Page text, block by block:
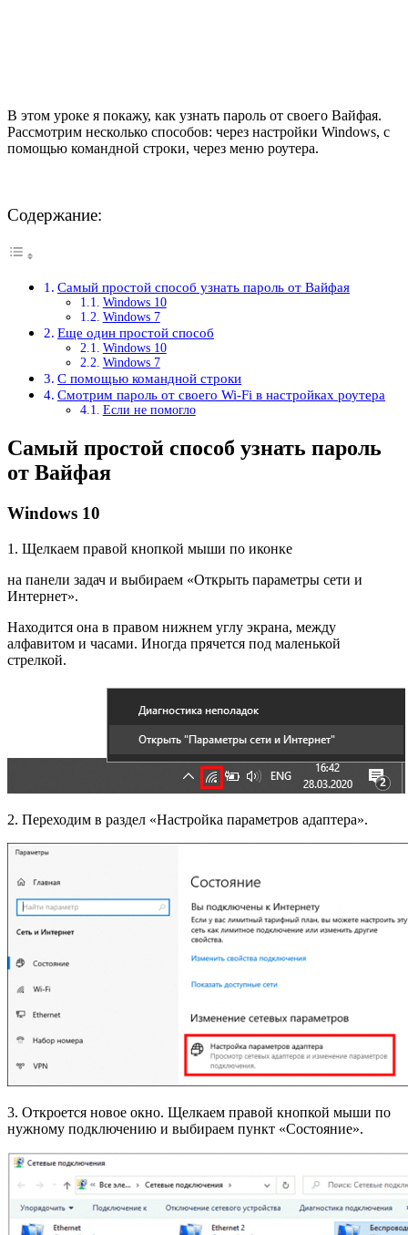
В этом уроке я покажу, как узнать пароль от своего Вайфая.
Рассмотрим несколько способов: через настройки Windows, с
помощью командной строки, через меню роутера.
Содержание:
Самый простой способ узнать пароль от Вайфая
Windows 10
Windows 7
Еще один простой способ
Windows 10
Windows 7
С помощью командной строки
Смотрим пароль от своего Wi-Fi в настройках роутера
Если не помогло
Самый простой способ узнать пароль
от Вайфая
Windows 10
1. Щелкаем правой кнопкой мыши по иконке
на панели задач и выбираем «Открыть параметры сети и
Интернет».
Находится она в правом нижнем углу экрана, между
алфавитом и часами. Иногда прячется под маленькой
стрелкой.
2. Переходим в раздел «Настройка параметров адаптера».
3. Откроется новое окно. Щелкаем правой кнопкой мыши по
нужному подключению и выбираем пункт «Состояние».